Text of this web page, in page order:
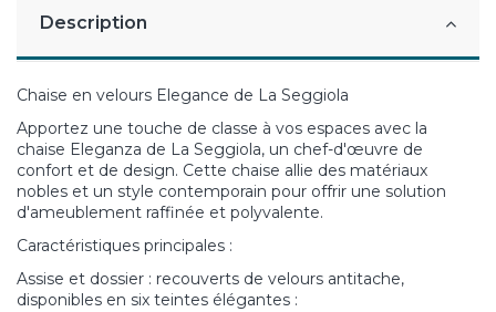
Description
Chaise en velours Elegance de La Seggiola
Apportez une touche de classe à vos espaces avec la
chaise Eleganza de La Seggiola, un chef-d'œuvre de
confort et de design. Cette chaise allie des matériaux
nobles et un style contemporain pour offrir une solution
d'ameublement raffinée et polyvalente.
Caractéristiques principales :
Assise et dossier : recouverts de velours antitache,
disponibles en six teintes élégantes :